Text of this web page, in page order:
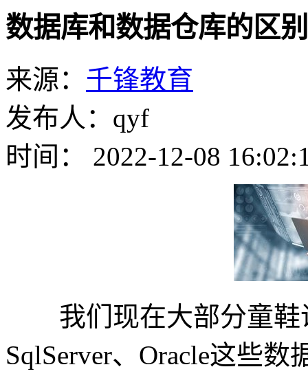
数据库和数据仓库的区
来源： 千锋教育
发布人：qyf
时间： 2022-12-08
我们现在大部分童鞋
SqlServer、Oracle这些